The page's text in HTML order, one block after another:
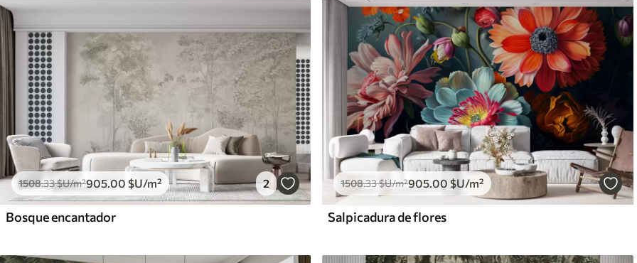
1508.33$U/m²905.00 $U/m² 2
Bosque encantador
1508.33$U/m²905.00 $U/m²
Salpicadura de flores